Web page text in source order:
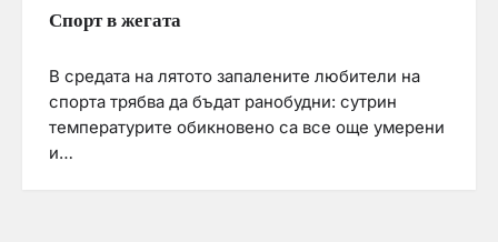
Спорт в жегата
В средата на лятото запалените любители на
спорта трябва да бъдат ранобудни: сутрин
температурите обикновено са все още умерени
и…